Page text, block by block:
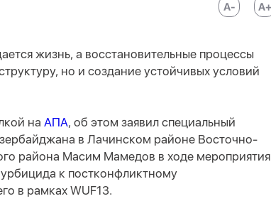
жизнь, а восстановительные процессы
но и создание устойчивых условий
на АПА, об этом заявил специальный
в Лачинском районе Восточно-
района Масим Мамедов в ходе мероприятия
к постконфликтному
в рамках WUF13.